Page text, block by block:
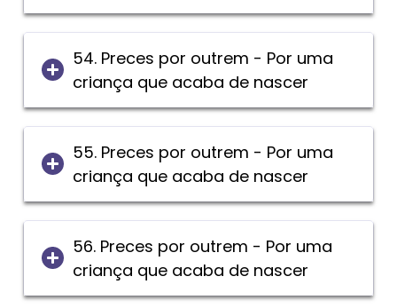
54. Preces por outrem - Por uma
criança que acaba de nascer
55. Preces por outrem - Por uma
criança que acaba de nascer
56. Preces por outrem - Por uma
criança que acaba de nascer